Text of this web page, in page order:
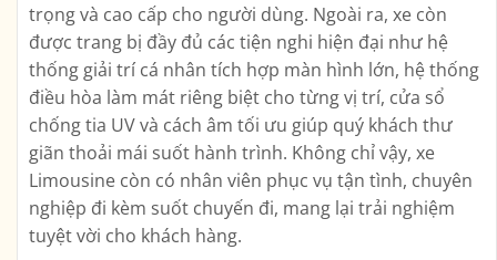
trọng và cao cấp cho người dùng. Ngoài ra, xe còn
được trang bị đầy đủ các tiện nghi hiện đại như hệ
thống giải trí cá nhân tích hợp màn hình lớn, hệ thống
điều hòa làm mát riêng biệt cho từng vị trí, cửa sổ
chống tia UV và cách âm tối ưu giúp quý khách thư
giãn thoải mái suốt hành trình. Không chỉ vậy, xe
Limousine còn có nhân viên phục vụ tận tình, chuyên
nghiệp đi kèm suốt chuyến đi, mang lại trải nghiệm
tuyệt vời cho khách hàng.